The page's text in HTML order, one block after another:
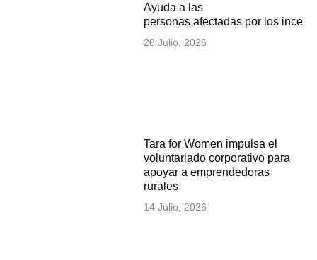
Ayuda a las
personas afectadas por los
28 Julio, 2026
Tara for Women impulsa el
voluntariado corporativo para
apoyar a emprendedoras
rurales
14 Julio, 2026